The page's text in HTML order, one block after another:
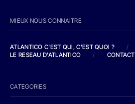
MIEUX NOUS CONNAITRE
ATLANTICO C'EST QUI, C'EST QUOI ?
/
LE RESEAU D'ATLANTICO
/ CONTACT
CATEGORIES